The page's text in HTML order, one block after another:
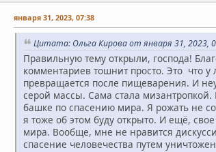
января 31, 2023, 07:38
Цитата: Ольга Кирова от января 31, 2023,
Правильную тему открыли, господа!
комментариев тошнит просто. Это что
превращается после пищеварения. И
серой массы. Сама стала
башке по спасению мира. Я рожать не
я тоже об этом буду открыто. И ещё,
мира. Вообще, мне не нравится
спасение человечества путем